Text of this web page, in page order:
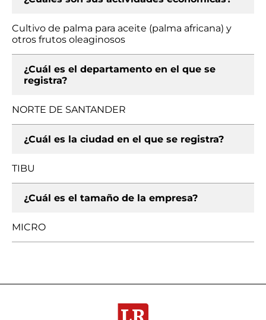
Cultivo de palma para aceite (palma africana) y
otros frutos oleaginosos
¿Cuál es el departamento en el que se
registra?
NORTE DE SANTANDER
¿Cuál es la ciudad en el que se registra?
TIBU
¿Cuál es el tamaño de la empresa?
MICRO